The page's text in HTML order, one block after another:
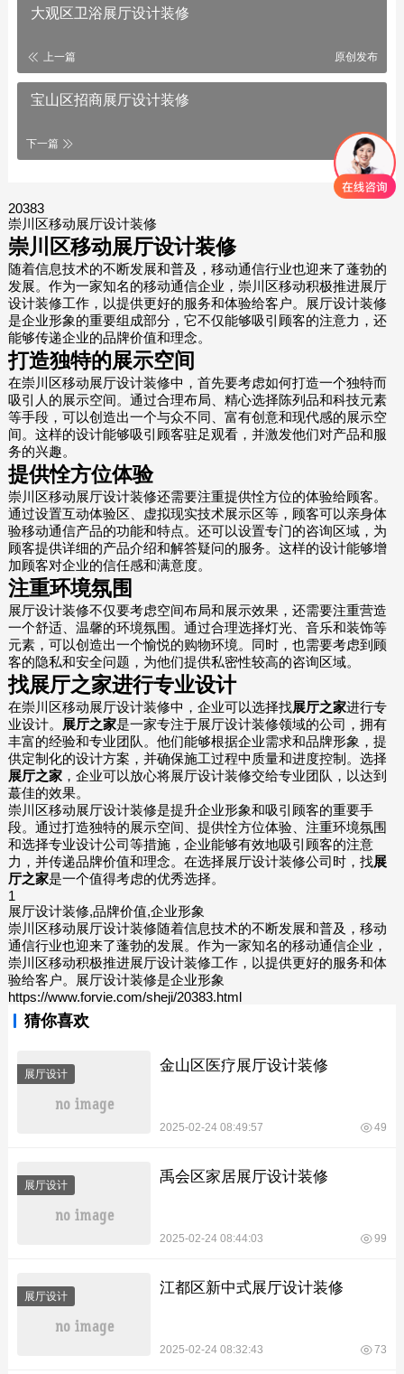
大观区卫浴展厅设计装修
上一篇 原创发布
宝山区招商展厅设计装修
下一篇
20383
崇川区移动展厅设计装修
崇川区移动展厅设计装修
随着信息技术的不断发展和普及，移动通信行业也迎来了蓬勃的
发展。作为一家知名的移动通信企业，崇川区移动积极推进展厅
设计装修工作，以提供更好的服务和体验给客户。展厅设计装修
是企业形象的重要组成部分，它不仅能够吸引顾客的注意力，还
能够传递企业的品牌价值和理念。
打造独特的展示空间
在崇川区移动展厅设计装修中，首先要考虑如何打造一个独特而
吸引人的展示空间。通过合理布局、精心选择陈列品和科技元素
等手段，可以创造出一个与众不同、富有创意和现代感的展示空
间。这样的设计能够吸引顾客驻足观看，并激发他们对产品和服
务的兴趣。
提供恮方位体验
崇川区移动展厅设计装修还需要注重提供恮方位的体验给顾客。
通过设置互动体验区、虚拟现实技术展示区等，顾客可以亲身体
验移动通信产品的功能和特点。还可以设置专门的咨询区域，为
顾客提供详细的产品介绍和解答疑问的服务。这样的设计能够增
加顾客对企业的信任感和满意度。
注重环境氛围
展厅设计装修不仅要考虑空间布局和展示效果，还需要注重营造
一个舒适、温馨的环境氛围。通过合理选择灯光、音乐和装饰等
元素，可以创造出一个愉悦的购物环境。同时，也需要考虑到顾
客的隐私和安全问题，为他们提供私密性较高的咨询区域。
找展厅之家进行专业设计
在崇川区移动展厅设计装修中，企业可以选择找展厅之家进行专
业设计。
展厅之家是一家专注于展厅设计装修领域的公司，拥有
丰富的经验和专业团队。他们能够根据企业需求和品牌形象，提
供定制化的设计方案，并确保施工过程中质量和进度控制。选择
展厅之家，企业可以放心将展厅设计装修交给专业团队，以达到
蕞佳的效果。
崇川区移动展厅设计装修是提升企业形象和吸引顾客的重要手
段。通过打造独特的展示空间、提供恮方位体验、注重环境氛围
和选择专业设计公司等措施，企业能够有效地吸引顾客的注意
力，并传递品牌价值和理念。在选择展厅设计装修公司时，找展
厅之家是一个值得考虑的优秀选择。
1
展厅设计装修,品牌价值,企业形象
崇川区移动展厅设计装修随着信息技术的不断发展和普及，移动
通信行业也迎来了蓬勃的发展。作为一家知名的移动通信企业，
崇川区移动积极推进展厅设计装修工作，以提供更好的服务和体
验给客户。展厅设计装修是企业形象
https://www.forvie.com/sheji/20383.html
猜你喜欢
展厅设计 金山区医疗展厅设计装修
2025-02-24 08:49:57 49
展厅设计 禹会区家居展厅设计装修
2025-02-24 08:44:03 99
展厅设计 江都区新中式展厅设计装修
2025-02-24 08:32:43 73